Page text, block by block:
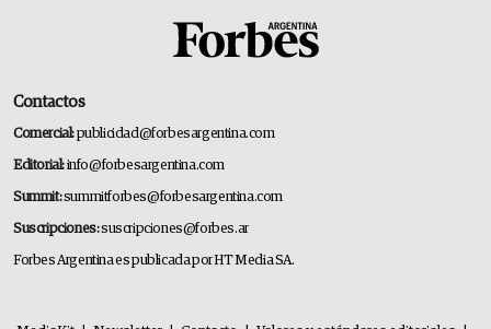
Contactos
Comercial:publicidad@forbesargentina.com
Editorial:info@forbesargentina.com
Summit:summitforbes@forbesargentina.com
Suscripciones:suscripciones@forbes.ar
Forbes Argentina es publicada por HT Media SA.